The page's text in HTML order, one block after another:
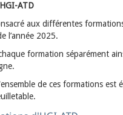
ATD
aux différentes
l’année 2025.
formation séparément
de ces formations est